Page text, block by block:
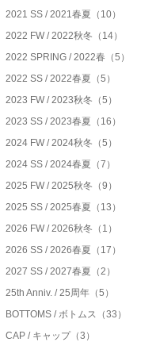
2021 SS / 2021春夏（10）
2022 FW / 2022秋冬（14）
2022 SPRING / 2022春（5）
2022 SS / 2022春夏（5）
2023 FW / 2023秋冬（5）
2023 SS / 2023春夏（16）
2024 FW / 2024秋冬（5）
2024 SS / 2024春夏（7）
2025 FW / 2025秋冬（9）
2025 SS / 2025春夏（13）
2026 FW / 2026秋冬（1）
2026 SS / 2026春夏（17）
2027 SS / 2027春夏（2）
25th Anniv. / 25周年（5）
BOTTOMS / ボトムス（33）
CAP / キャップ（3）